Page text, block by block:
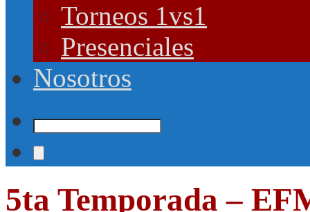
Torneos 1vs1
Presenciales
Nosotros
5ta Temporada –